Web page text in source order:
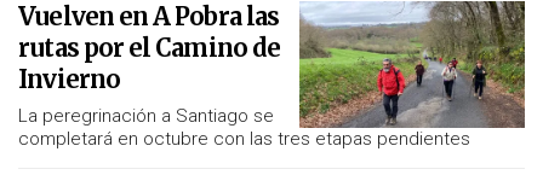
Vuelven en A Pobra las
rutas por el Camino de
Invierno
La peregrinación a Santiago se
completará en octubre con las tres etapas pendientes